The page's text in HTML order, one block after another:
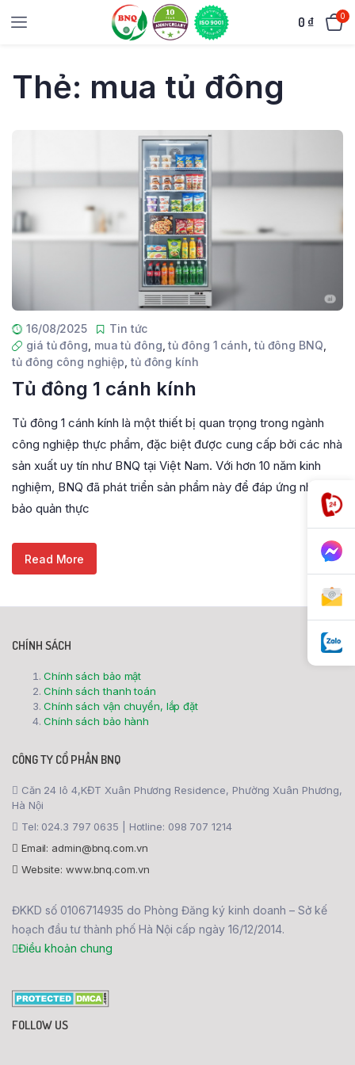
0 ₫ 0
Thẻ: mua tủ đông
16/08/2025
Tin tức
giá tủ đông mua tủ đông ,tủ đông 1 cánh tủ đông BNQ
tủ đông công nghiệp tủ đông kính
Tủ đông 1 cánh kính
Tủ đông 1 cánh kính là một thiết bị quan trọng trong ngành
công nghiệp thực phẩm, đặc biệt được cung cấp bởi các nhà
sản xuất uy tín như BNQ tại Việt Nam. Với hơn 10 năm kinh
nghiệm, BNQ đã phát triển sản phẩm này để đáp ứng nhu cầu
bảo quản thực
Read More
CHÍNH SÁCH
Chính sách bảo mật
Chính sách thanh toán
Chính sách vận chuyển, lắp đặt
Chính sách bảo hành
CÔNG TY CỔ PHẦN BNQ
Căn 24 lô 4,KĐT Xuân Phương Residence, Phường Xuân Phương,
Hà Nội
Tel: 024.3 797 0635 | Hotline: 098 707 1214
Email: admin@bnq.com.vn
Website: www.bnq.com.vn
ĐKKD số 0106714935 do Phòng Đăng ký kinh doanh – Sở kế
hoạch đầu tư thành phố Hà Nội cấp ngày 16/12/2014.
Điều khoản chung
FOLLOW US